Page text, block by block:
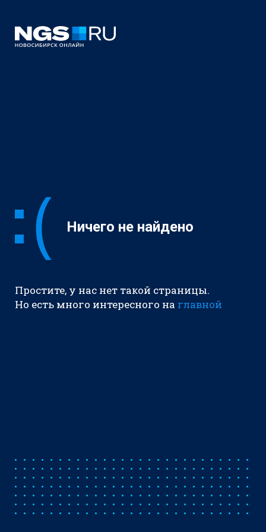
Ничего не найдено
Простите, у нас нет такой страницы.
Но есть много интересного на главной